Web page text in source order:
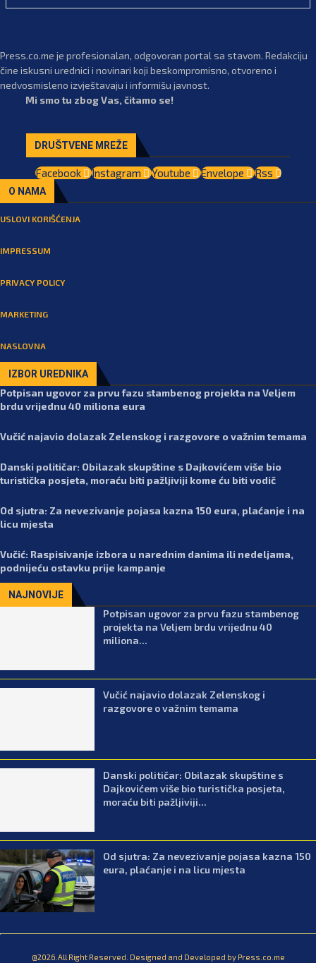
Press.co.me je profesionalan, odgovoran portal sa stavom. Redakciju
čine iskusni urednici i novinari koji beskompromisno, otvoreno i
nedvosmisleno izvještavaju i informišu javnost.
Mi smo tu zbog Vas, čitamo se!
DRUŠTVENE MREŽE
Facebook Instagram Youtube Envelope Rss
O NAMA
USLOVI KORIŠĆENJA
IMPRESSUM
PRIVACY POLICY
MARKETING
NASLOVNA
IZBOR UREDNIKA
Potpisan ugovor za prvu fazu stambenog projekta na Veljem
brdu vrijednu 40 miliona eura
Vučić najavio dolazak Zelenskog i razgovore o važnim temama
Danski političar: Obilazak skupštine s Dajkovićem više bio
turistička posjeta, moraću biti pažljiviji kome ću biti vodič
Od sjutra: Za nevezivanje pojasa kazna 150 eura, plaćanje i na
licu mjesta
Vučić: Raspisivanje izbora u narednim danima ili nedeljama,
podnijeću ostavku prije kampanje
NAJNOVIJE
Potpisan ugovor za prvu fazu stambenog
projekta na Veljem brdu vrijednu 40
miliona...
Vučić najavio dolazak Zelenskog i
razgovore o važnim temama
Danski političar: Obilazak skupštine s
Dajkovićem više bio turistička posjeta,
moraću biti pažljiviji...
Od sjutra: Za nevezivanje pojasa kazna 150
eura, plaćanje i na licu mjesta
@2026.All Right Reserved. Designed and Developed by Press.co.me